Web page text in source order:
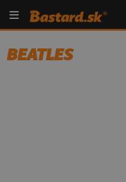
BEATLES